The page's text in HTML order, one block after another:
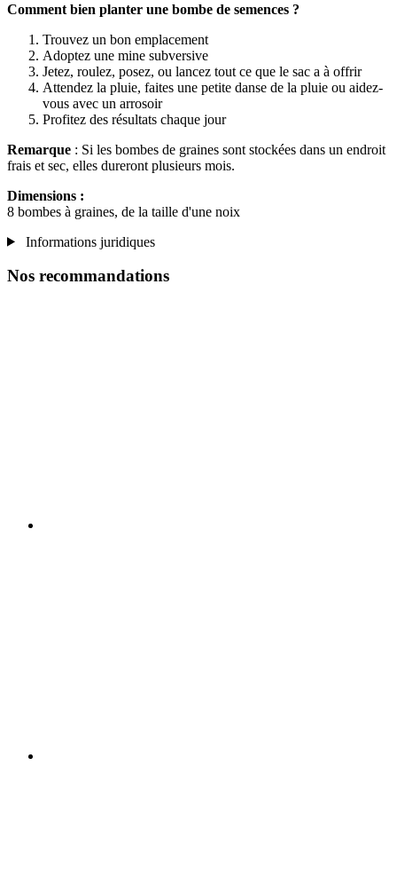
Comment bien planter une bombe de semences ?
Trouvez un bon emplacement
Adoptez une mine subversive
Jetez, roulez, posez, ou lancez tout ce que le sac a à offrir
Attendez la pluie, faites une petite danse de la pluie ou aidez-
vous avec un arrosoir
Profitez des résultats chaque jour
Remarque : Si les bombes de graines sont stockées dans un endroit
frais et sec, elles dureront plusieurs mois.
Dimensions :
8 bombes à graines, de la taille d'une noix
Informations juridiques
Nos recommandations